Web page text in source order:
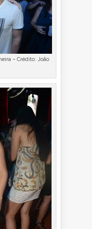
– Crédito: João